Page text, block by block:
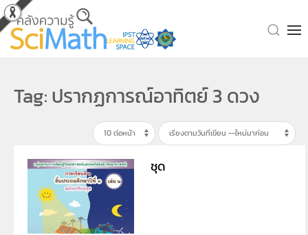
Skip to main content
Tag: ปรากฏการณ์อาทิตย์ 3 ดวง
ชุด